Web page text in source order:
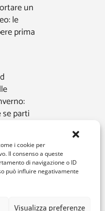
i cookie per
Il consenso a queste
di navigazione o ID
può influire negativamente
Visualizza preferenze
un
le
prima
se parti